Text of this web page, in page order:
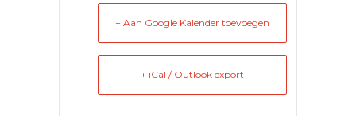
+ Aan Google Kalender toevoegen
+ iCal / Outlook export